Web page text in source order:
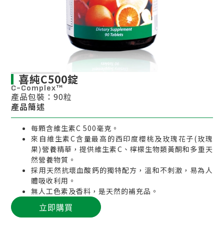
喜純C500錠
C-Complex™
產品包裝：90粒
產品簡述
每顆含維生素C 500毫克。
來自維生素C含量最高的西印度櫻桃及玫瑰花子(玫瑰
果)營養精華，提供維生素C、檸檬生物類黃酮和多重天
然營養物質。
採用天然抗壞血酸鈣的獨特配方，溫和不刺激，易為人
體吸收利用。
無人工色素及香料，是天然的補充品。
立即購買